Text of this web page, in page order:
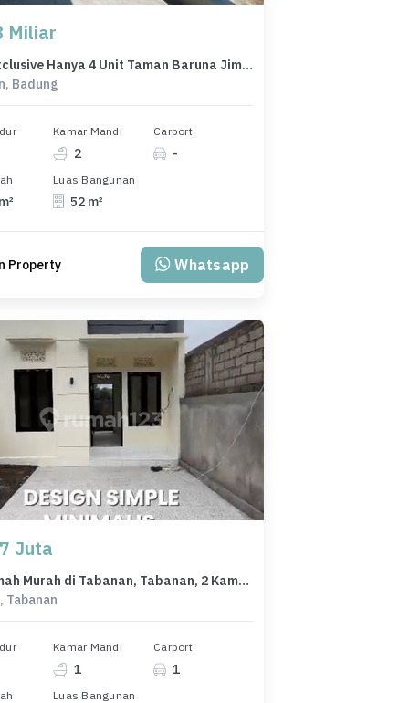
Miliar
Dijual Exclusive Hanya 4 Unit Taman Baruna Jimbaran
Badung
Kamar Mandi
2
Carport
-
Luas Bangunan
52 m²
Property Whatsapp
Juta
Jual Rumah Murah di Tabanan, Tabanan, 2 Kamar Tidur, Harga Terbaik
Tabanan
Kamar Mandi
1
Carport
1
Luas Bangunan